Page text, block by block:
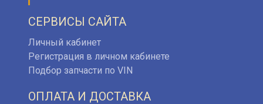
СЕРВИСЫ САЙТА
Личный кабинет
Регистрация в личном кабинете
Подбор запчасти по VIN
ОПЛАТА И ДОСТАВКА